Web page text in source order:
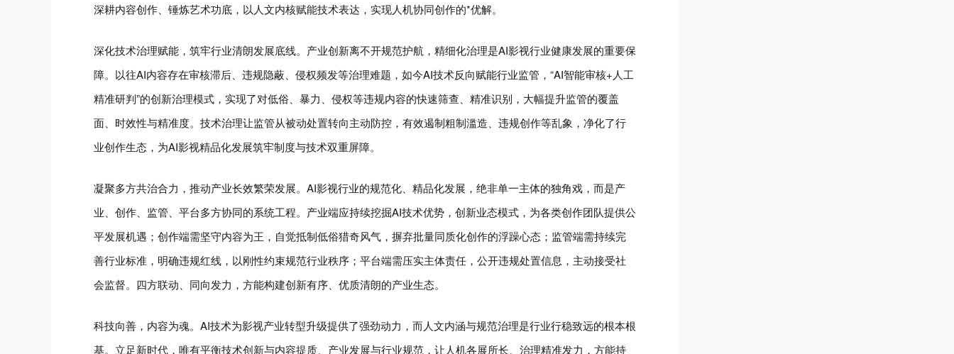
深耕内容创作、锤炼艺术功底，以人文内核赋能技术表达，实现人机协同创作的*优解。
深化技术治理赋能，筑牢行业清朗发展底线。产业创新离不开规范护航，精细化治理是AI影视行业健康发展的重要保
障。以往AI内容存在审核滞后、违规隐蔽、侵权频发等治理难题，如今AI技术反向赋能行业监管，“AI智能审核+人工
精准研判”的创新治理模式，实现了对低俗、暴力、侵权等违规内容的快速筛查、精准识别，大幅提升监管的覆盖
面、时效性与精准度。技术治理让监管从被动处置转向主动防控，有效遏制粗制滥造、违规创作等乱象，净化了行
业创作生态，为AI影视精品化发展筑牢制度与技术双重屏障。
凝聚多方共治合力，推动产业长效繁荣发展。AI影视行业的规范化、精品化发展，绝非单一主体的独角戏，而是产
业、创作、监管、平台多方协同的系统工程。产业端应持续挖掘AI技术优势，创新业态模式，为各类创作团队提供公
平发展机遇；创作端需坚守内容为王，自觉抵制低俗猎奇风气，摒弃批量同质化创作的浮躁心态；监管端需持续完
善行业标准，明确违规红线，以刚性约束规范行业秩序；平台端需压实主体责任，公开违规处置信息，主动接受社
会监督。四方联动、同向发力，方能构建创新有序、优质清朗的产业生态。
科技向善，内容为魂。AI技术为影视产业转型升级提供了强劲动力，而人文内涵与规范治理是行业行稳致远的根本根
基。立足新时代，唯有平衡技术创新与内容提质、产业发展与行业规范，让人机各展所长、治理精准发力，方能持